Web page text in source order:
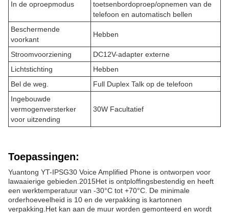
In de oproepmodus
toetsenbordoproep/opnemen van de
telefoon en automatisch bellen
Beschermende
voorkant
Hebben
Stroomvoorziening
DC12V-adapter externe
Lichtstichting
Hebben
Bel de weg.
Full Duplex Talk op de telefoon
Ingebouwde
vermogenversterker
voor uitzending
30W Facultatief
Toepassingen:
Yuantong YT-IPSG30 Voice Amplified Phone is ontworpen voor
lawaaierige gebieden.2015Het is ontploffingsbestendig en heeft
een werktemperatuur van -30°C tot +70°C. De minimale
orderhoeveelheid is 10 en de verpakking is kartonnen
verpakking.Het kan aan de muur worden gemonteerd en wordt